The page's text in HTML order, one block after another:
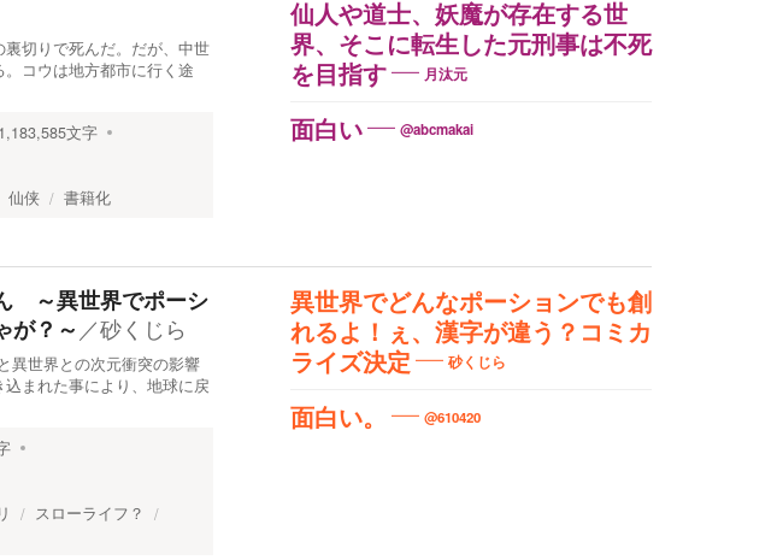
切りで死んだ。だが、中世
コウは地方都市に行く途
1,183,585文字
仙侠 書籍化
仙人や道士、妖魔が存在する世
界、そこに転生した元刑事は不死
を目指す
月汰元
面白い @abcmakai
～異世界でポーシ
が？～ ／砂くじら
異世界との次元衝突の影響
まれた事により、地球に戻
スローライフ？
異世界でどんなポーションでも創
れるよ！ぇ、漢字が違う？コミカ
ライズ決定
砂くじら
面白い。 @610420